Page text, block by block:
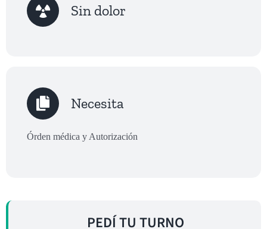
Sin dolor
Necesita
Órden médica y Autorización
PEDÍ TU TURNO